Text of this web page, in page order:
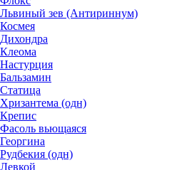
Львиный зев (Антириннум)
Космея
Дихондра
Клеома
Настурция
Бальзамин
Статица
Хризантема (одн)
Крепис
Фасоль вьющаяся
Георгина
Рудбекия (одн)
Левкой